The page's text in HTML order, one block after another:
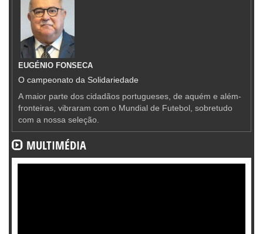
EUGÉNIO FONSECA
O campeonato da Solidariedade
A maior parte dos cidadãos portugueses, de aquém e além-
fronteiras, vibraram com o Mundial de Futebol, sobretudo
com a nossa seleção.
MULTIMÉDIA